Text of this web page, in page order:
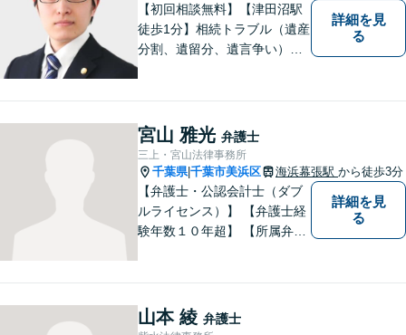
【初回相談無料】【津田沼駅
徒歩1分】相続トラブル（遺産
分割、遺留分、遺言争い）、
詳細を見
る
宮山 雅光 弁護士
三上・宮山法律事務所
千葉県|千葉市美浜区 海浜幕張駅 から徒歩3分
【弁護士・公認会計士（ダブ
ルライセンス）】 【弁護士経
験年数１０年超】 【所属弁護
詳細を見
る
山本 綾 弁護士